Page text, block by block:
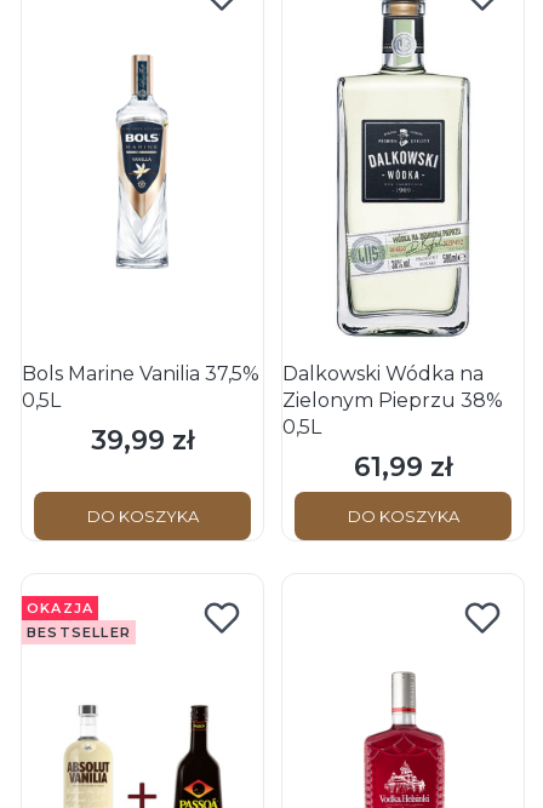
Bols Marine Vanilia 37,5%
0,5L
Cena
39,99 zł
DO KOSZYKA
Dalkowski Wódka na
Zielonym Pieprzu 38%
0,5L
Cena
61,99 zł
DO KOSZYKA
OKAZJA
BESTSELLER